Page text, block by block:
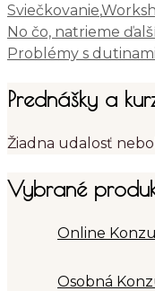
Kategórie
Sviečkovanie,
No čo, natrieme
Problémy s
Prednášky a
Žiadna udalosť
Vybrané
Online
Osobná